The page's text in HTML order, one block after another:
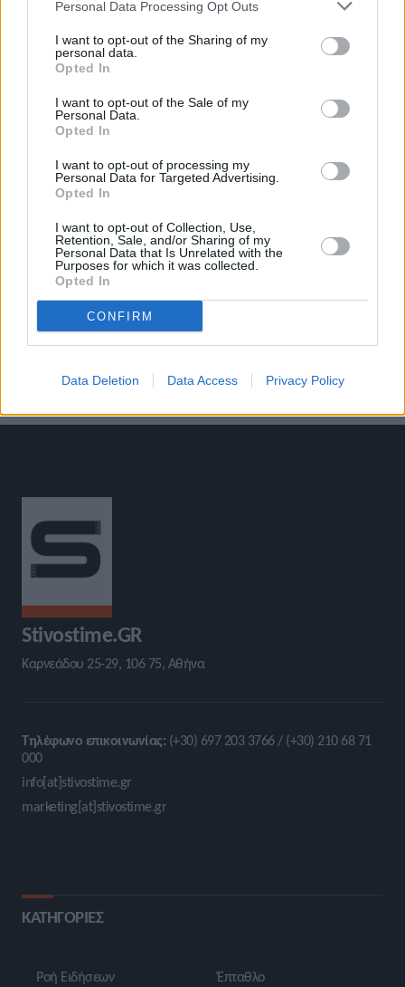
Personal Data Processing Opt Outs
I want to opt-out of the Sharing of my
personal data.
Opted In
I want to opt-out of the Sale of my
Personal Data.
Opted In
I want to opt-out of processing my
Personal Data for Targeted Advertising.
Opted In
I want to opt-out of Collection, Use,
Retention, Sale, and/or Sharing of my
Personal Data that Is Unrelated with the
Purposes for which it was collected.
Opted In
CONFIRM
Data Deletion Data Access Privacy Policy
Το άρθρο δεν έχει ακόμα βαθμολογηθεί.
Βαθμολογήστε αυτό το άρθρο:
★★★
Champions time: Η Χρυσούλα
Γκουντενούδη
Ο Τιμ Λόμπινγκερ δύσκολα θα
Stivostime.GR
Καρνεάδου 25-29, 106 75, Αθήνα
Τηλέφωνο επικοινωνίας: (+30) 697 203 3766 / (+30) 210 68 71
000
info[at]stivostime.gr
marketing[at]stivostime.gr
ΚΑΤΗΓΟΡΙΕΣ
Ροή Ειδήσεων
Έπταθλο